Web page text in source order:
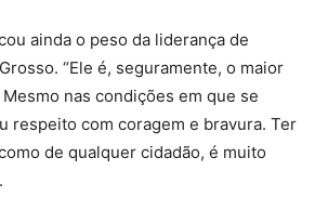
ainda o peso da liderança de
“Ele é, seguramente, o maior
nas condições em que se
respeito com coragem e bravura. Ter
de qualquer cidadão, é muito